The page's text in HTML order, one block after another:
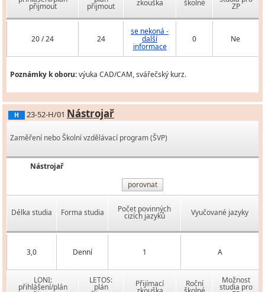
přijmout přijmout zkouška školné ZP
20 / 24 24
se nekoná -
další
informace
0 Ne
Poznámky k oboru:výuka CAD/CAM, svářečský kurz.
H 23-52-H/01 Nástrojař
Zaměření nebo Školní vzdělávací program (ŠVP)
Nástrojař
porovnat
Délka studia Forma studia Počet povinných
cizích jazyků Vyučované jazyky
3,0 Denní 1 A
LONI:
přihlášení/plán
LETOS:
plán Přijímací Roční Možnost
studia pro